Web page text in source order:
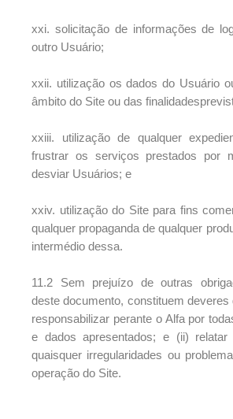
xxi. solicitação de informações de
outro Usuário;
xxii. utilização os dados do Usuário
âmbito do Site ou das
xxiii. utilização de qualquer
frustrar os serviços prestados por
desviar Usuários; e
xxiv. utilização do Site para fins
qualquer propaganda de qualquer
intermédio dessa.
11.2 Sem prejuízo de outras
deste documento, constituem
responsabilizar perante o Alfa por
e dados apresentados; e (ii)
quaisquer irregularidades ou
operação do Site.